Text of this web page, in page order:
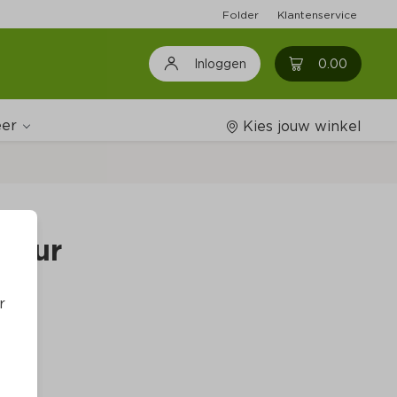
Folder Klantenservice
Inloggen 0.00 0
Kies jouw winkel